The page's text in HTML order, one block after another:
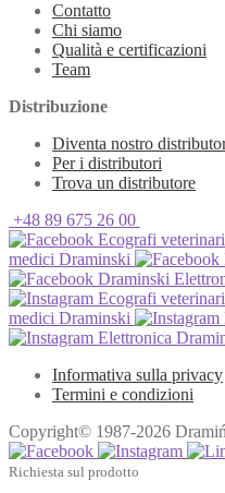
Contatto
Chi siamo
Qualità e certificazioni
Team
Distribuzione
Diventa nostro
Per i distributori
Trova un distributore
+48 89 675 26 00
Ecografi
medici Draminski
Draminski
Ecografi
medici Draminski
Elettronica
Informativa sulla privacy
Termini e condizioni
Copyright© 1987-2026
Richiesta sul prodotto